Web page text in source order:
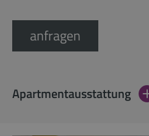
anfragen
Apartmentausstattung